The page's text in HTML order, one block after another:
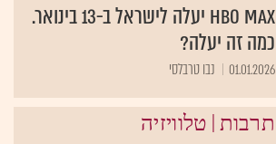
HBO Max יעלה לישראל ב-13 בינואר.
כמה זה יעלה?
01.01.2026 נבו טרבלסי
תרבות | טלוויזיה